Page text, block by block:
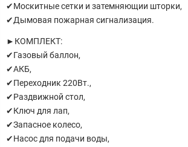
✔Москитные сетки и затемняющии шторки,
✔Дымовая пожарная сигнализация.
►КОМПЛЕКТ:
✔Газовый баллон,
✔АКБ,
✔Переходник 220Вт.,
✔Раздвижной стол,
✔Ключ для лап,
✔Запасное колесо,
✔Насос для подачи воды,